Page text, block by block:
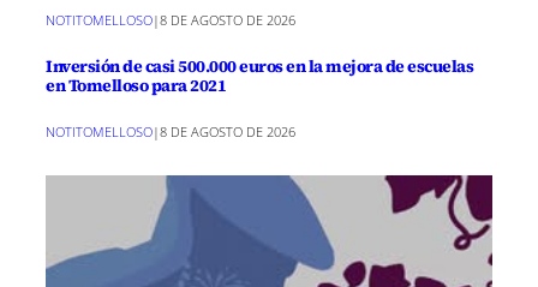
NOTITOMELLOSO|8 DE AGOSTO DE 2026
Inversión de casi 500.000 euros en la mejora de escuelas
en Tomelloso para 2021
NOTITOMELLOSO|8 DE AGOSTO DE 2026